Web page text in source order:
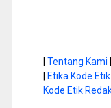
Tentang Kami
Etika Kode Etik
Kode Etik